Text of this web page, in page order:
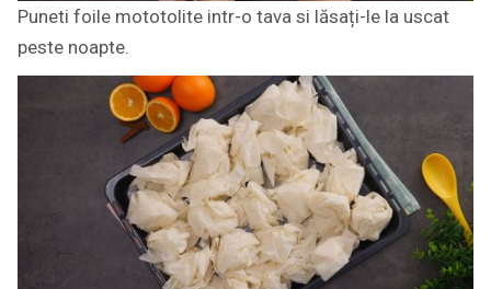
Puneti foile mototolite intr-o tava si lăsați-le la uscat
peste noapte.